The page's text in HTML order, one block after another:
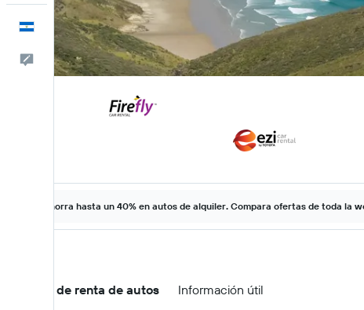
Español
Comentarios
Ahorra hasta un 40% en autos de alquiler. Compara ofertas de toda la
Ofertas de renta de autos Información útil